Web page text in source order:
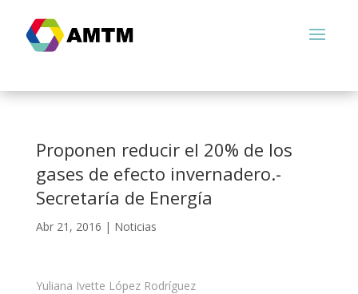
Proponen reducir el 20% de los
gases de efecto invernadero.-
Secretaría de Energía
Abr 21, 2016 | Noticias
Yuliana Ivette López Rodríguez